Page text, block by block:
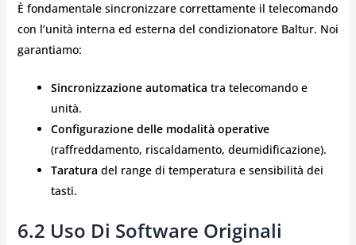
È fondamentale sincronizzare correttamente il telecomando
con l’unità interna ed esterna del condizionatore Baltur. Noi
garantiamo:
Sincronizzazione automatica tra telecomando e
unità.
Configurazione delle modalità operative
(raffreddamento, riscaldamento, deumidificazione).
Taratura del range di temperatura e sensibilità dei
tasti.
6.2 Uso Di Software Originali